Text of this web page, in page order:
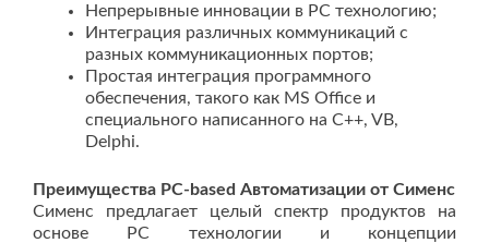
Непрерывные инновации в PC технологию;
Интеграция различных коммуникаций с
разных коммуникационных портов;
Простая интеграция программного
обеспечения, такого как MS Office и
специального написанного на C++, VB,
Delphi.
Преимущества PC-based Автоматизации от Сименс
Сименс предлагает целый спектр продуктов на
основе PC технологии и концепции